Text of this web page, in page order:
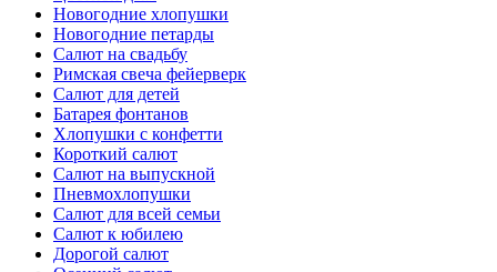
Новогодние хлопушки
Новогодние петарды
Салют на свадьбу
Римская свеча фейерверк
Салют для детей
Батарея фонтанов
Хлопушки с конфетти
Короткий салют
Салют на выпускной
Пневмохлопушки
Салют для всей семьи
Салют к юбилею
Дорогой салют